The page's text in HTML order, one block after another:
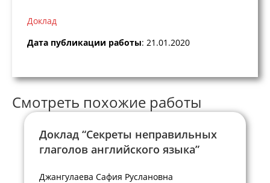
Доклад
Дата публикации работы: 21.01.2020
Смотреть похожие работы
Доклад “Секреты неправильных
глаголов английского языка”
Джангулаева Сафия Руслановна